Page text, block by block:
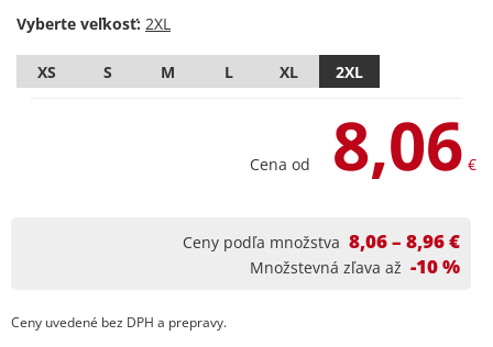
Vyberte veľkosť:
XS S M L XL 2XL
Cena od 8,06 €
Ceny podľa množstva 8,06 – 8,96 €
Množstevná zľava až -10 %
Ceny uvedené bez DPH a prepravy.